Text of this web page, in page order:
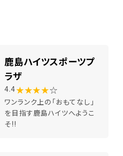
鹿島ハイツスポーツプ
ラザ
4.4★★★★☆
ワンランク上の「おもてなし」
を目指す鹿島ハイツへようこ
そ!!